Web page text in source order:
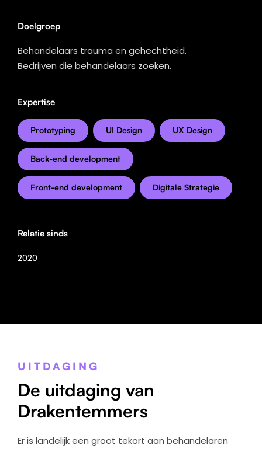
Doelgroep
Behandelaars trauma en gehechtheid.
Bedrijven die behandelaars zoeken.
Expertise
Prototyping UI Design UX Design
Back-end development
Front-end development Digitale Strategie
Relatie sinds
2020
UITDAGING
De uitdaging van
Drakentemmers
Er is landelijk een groot tekort aan behandelaren